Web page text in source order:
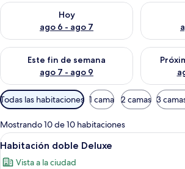
Hoy
ago 6 - ago 7
Consulta la disponibilidad para hoy ago 6
Consulta
Este fin de semana
ago 7 - ago 9
Consulta la disponibilidad para este fin
Consulta
Filtros
disponibles
para
las
habitaciones
Todas las habitaciones 1 cama 2 camas 3
Mostrando 10 de 10 habitaciones
Abrir
todas
Habitación
7
Habitación doble Deluxe
Vista a la ciudad